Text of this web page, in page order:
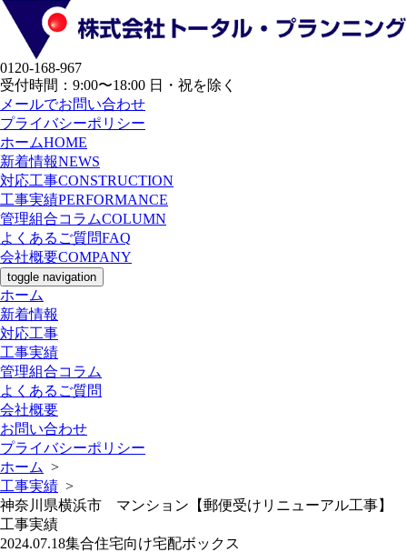
0120-168-967
受付時間：9:00〜18:00 日・祝を除く
メールでお問い合わせ
プライバシーポリシー
ホームHOME
新着情報NEWS
対応工事CONSTRUCTION
工事実績PERFORMANCE
管理組合コラムCOLUMN
よくあるご質問FAQ
会社概要COMPANY
toggle navigation
ホーム
新着情報
対応工事
工事実績
管理組合コラム
よくあるご質問
会社概要
お問い合わせ
プライバシーポリシー
ホーム >
工事実績 >
神奈川県横浜市 マンション【郵便受けリニューアル工事】
工事実績
2024.07.18集合住宅向け宅配ボックス